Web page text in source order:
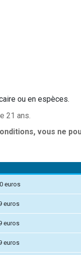
ou en espèces.
21 ans.
vous ne
euros
euros
euros
euros